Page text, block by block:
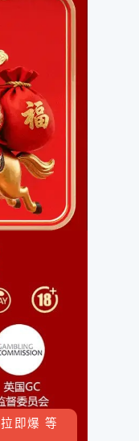
即爆 等